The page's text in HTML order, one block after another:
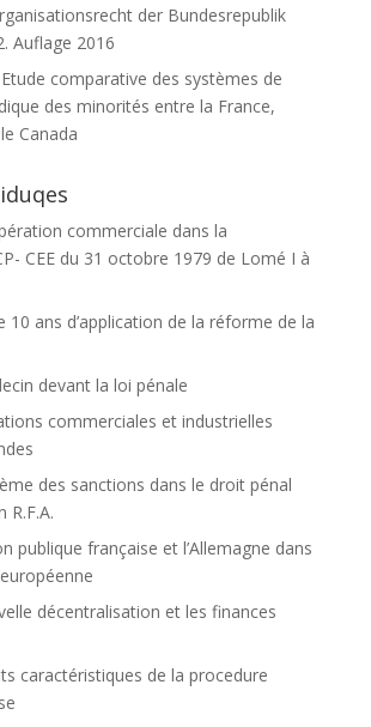
der Bundesrepublik
Auflage 2016
Etude comparative des systèmes de
des minorités entre la France,
Canada
commerciale dans la
CEE du 31 octobre 1979 de Lomé I à
10 ans d’application de la réforme de la
devant la loi pénale
commerciales et industrielles
des sanctions dans le droit pénal
R.F.A.
publique française et l’Allemagne dans
décentralisation et les finances
caractéristiques de la procedure